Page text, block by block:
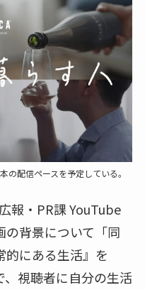
配信ペースを予定している。
報・PR課 YouTube
の背景について「同
にある生活』を
視聴者に自分の生活